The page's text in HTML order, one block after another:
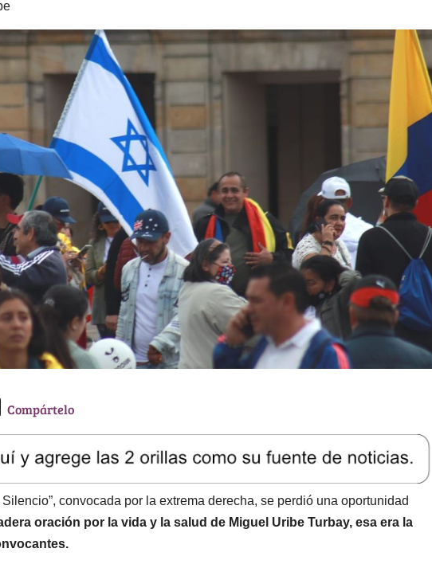
T
e
a
d
s
Compártelo
convocada por la extrema derecha, se perdió una oportunidad
oración por la vida y la salud de Miguel Uribe Turbay, esa era la